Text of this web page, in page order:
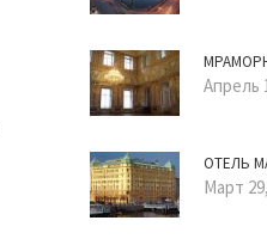
Апрель
ОТЕЛЬ
Март